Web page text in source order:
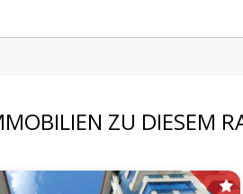
ZU DIESEM